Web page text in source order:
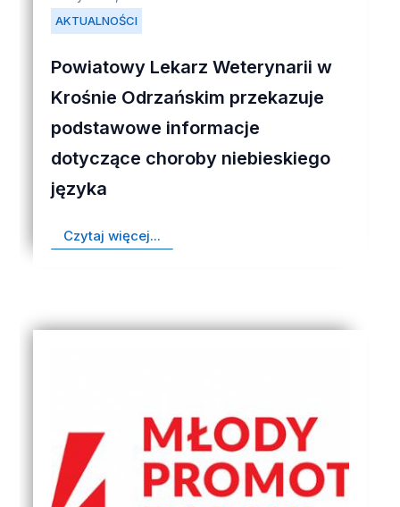
AKTUALNOŚCI
Powiatowy Lekarz Weterynarii w
Krośnie Odrzańskim przekazuje
podstawowe informacje
dotyczące choroby niebieskiego
języka
Czytaj więcej...